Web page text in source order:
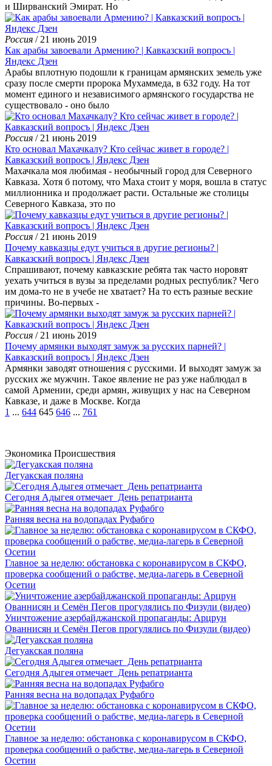
и Ширванский Эмират. Но
Россия / 21 июнь 2019
Как арабы завоевали Армению? | Кавказский вопросъ |
Яндекс Дзен
Арабы вплотную подошли к границам армянских земель уже
сразу после смерти пророка Мухаммеда, в 632 году. На тот
момент единого и независимого армянского государства не
существовало - оно было
Россия / 21 июнь 2019
Кто основал Махачкалу? Кто сейчас живет в городе? |
Кавказский вопросъ | Яндекс Дзен
Махачкала моя любимая - необычный город для Северного
Кавказа. Хотя б потому, что Маха стоит у моря, вошла в статус
миллионника и продолжает расти. Остальные же столицы
Северного Кавказа, это по
Россия / 21 июнь 2019
Почему кавказцы едут учиться в другие регионы? |
Кавказский вопросъ | Яндекс Дзен
Спрашивают, почему кавказские ребята так часто норовят
уехать учиться в вузы за пределами родных республик? Чего
им дома-то не в учебе не хватает? На то есть разные веские
причины. Во-первых -
Россия / 21 июнь 2019
Почему армянки выходят замуж за русских парней? |
Кавказский вопросъ | Яндекс Дзен
Армянки заводят отношения с русскими. И выходят замуж за
русских же мужчин. Такое явление не раз уже наблюдал в
самой Армении, среди армян, живущих у нас на Северном
Кавказе, и даже в Москве. Когда
1 ... 644 645 646 ... 761
Экономика Происшествия
Дегуакская поляна
Сегодня Адыгея отмечает День репатрианта
Ранняя весна на водопадах Руфабго
Главное за неделю: обстановка с коронавирусом в СКФО,
проверка сообщений о рабстве, медиа-лагерь в Северной
Осетии
Уничтожение азербайджанской пропаганды: Арцрун
Ованнисян и Семён Пегов прогулялись по Физули (видео)
Дегуакская поляна
Сегодня Адыгея отмечает День репатрианта
Ранняя весна на водопадах Руфабго
Главное за неделю: обстановка с коронавирусом в СКФО,
проверка сообщений о рабстве, медиа-лагерь в Северной
Осетии